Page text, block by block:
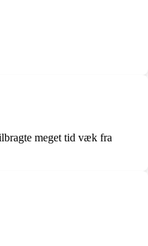
meget tid væk fra